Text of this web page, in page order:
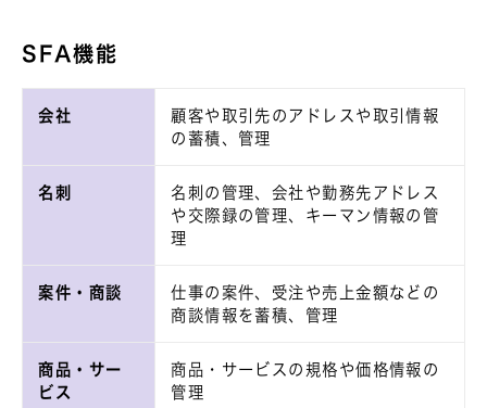
SFA機能
会社
顧客や取引先のアドレスや取引情報
の蓄積、管理
名刺
名刺の管理、会社や勤務先アドレス
や交際録の管理、キーマン情報の管
理
案件・商談
仕事の案件、受注や売上金額などの
商談情報を蓄積、管理
商品・サー
ビス
商品・サービスの規格や価格情報の
管理